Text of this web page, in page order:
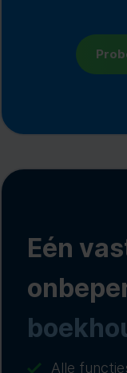
Eén
Alle